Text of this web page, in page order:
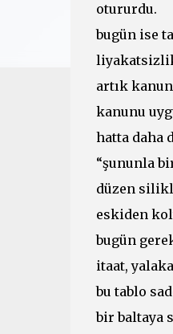
otururdu.
bugün ise
artık
kanunu
hatta daha
“şununla
düzen
eskiden
bugün
itaat,
bu tablo
bir baltaya